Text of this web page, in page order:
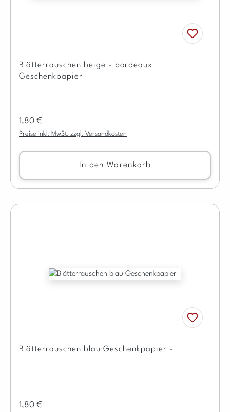
Blätterrauschen beige - bordeaux
Geschenkpapier
Regulärer Preis:
1,80 €
Preise inkl. MwSt. zzgl. Versandkosten
In den Warenkorb
Blätterrauschen blau Geschenkpapier -
Regulärer Preis:
1,80 €